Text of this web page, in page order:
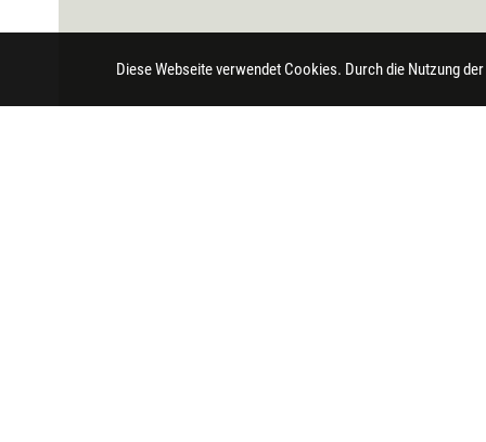
Diese Webseite verwendet Cookies. Durch die Nutzung